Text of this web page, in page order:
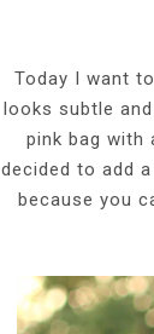
Today I want
looks subtle
pink bag with
decided to add
because you